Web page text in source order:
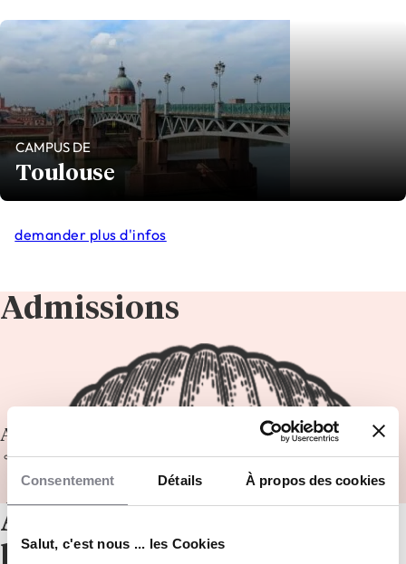
Consentement Détails À propos des cookies
Salut, c'est nous ... les Cookies
CAMPUS DE
Toulouse
demander plus d'infos
Admissions
Admission en 1ère année
Entretien de motivation
À propos de